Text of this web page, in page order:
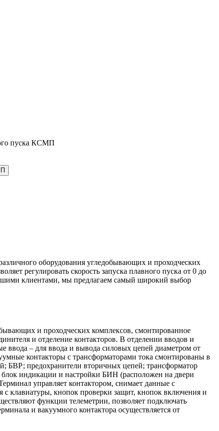
оборудования угледобывающих и проходческих
регулировать скорость запуска плавного пуска от 0 до
клиентами, мы предлагаем самый широкий выбор
и проходческих комплексов, смонтированное
и отделение контакторов. В отделении вводов и
ввода – для ввода и вывода силовых цепей диаметром от
контакторы с трансформаторами тока смонтированы в
БВР; предохранители вторичных цепей; трансформатор
индикации и настройки БИН (расположен на двери
управляет контактором, снимает данные с
с клавиатуры, кнопок проверки защит, кнопок включения и
функции телеметрии, позволяет подключать
и вакуумного контактора осуществляется от